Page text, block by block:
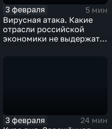
3 февраля
5 мин
Вирусная атака. Какие
отрасли российской
экономики не выдержат
3 февраля
24 мин